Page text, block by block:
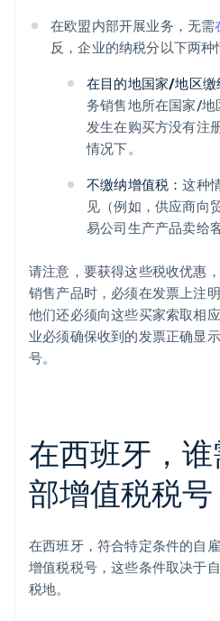
在欧盟内部开展业务，无需
反，企业的纳税分以下两种
在目的地国家/地区缴
务销售地所在国家/地
发生在购买方没有注
情况下。
不缴纳增值税：这种
见（例如，供应商向
易公司生产产品卖给
请注意，要获得这些税收优惠
销售产品时，必须在发票上注
他们还必须向这些买家索取相
业必须确保收到的发票正确显
号。
在西班牙，
部增值税税号
在西班牙，符合特定条件的自
增值税税号，这些条件取决于
税地。